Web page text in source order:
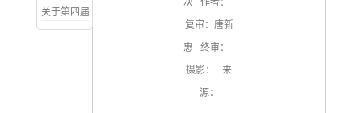
关于第四届“中金所杯”高
校大学生金融衍生品知识
复审：唐新
惠 终审：
摄影： 来
源：